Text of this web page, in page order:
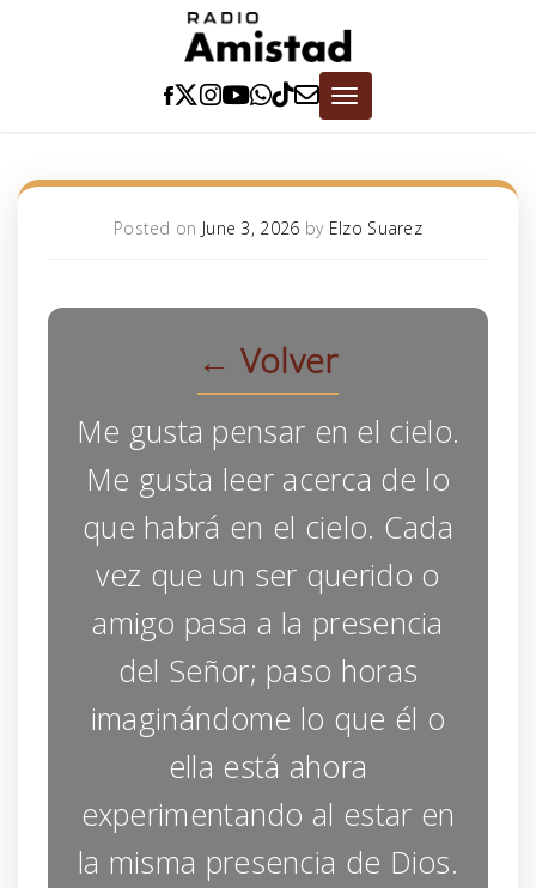
to
content
Toggle
navigation
Posted on June 3, 2026 by Elzo Suarez
← Volver
Me gusta pensar en el cielo.
Me gusta leer acerca de lo
que habrá en el cielo. Cada
vez que un ser querido o
amigo pasa a la presencia
del Señor; paso horas
imaginándome lo que él o
ella está ahora
experimentando al estar en
la misma presencia de Dios.